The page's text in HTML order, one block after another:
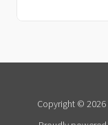
Copyright © 2026